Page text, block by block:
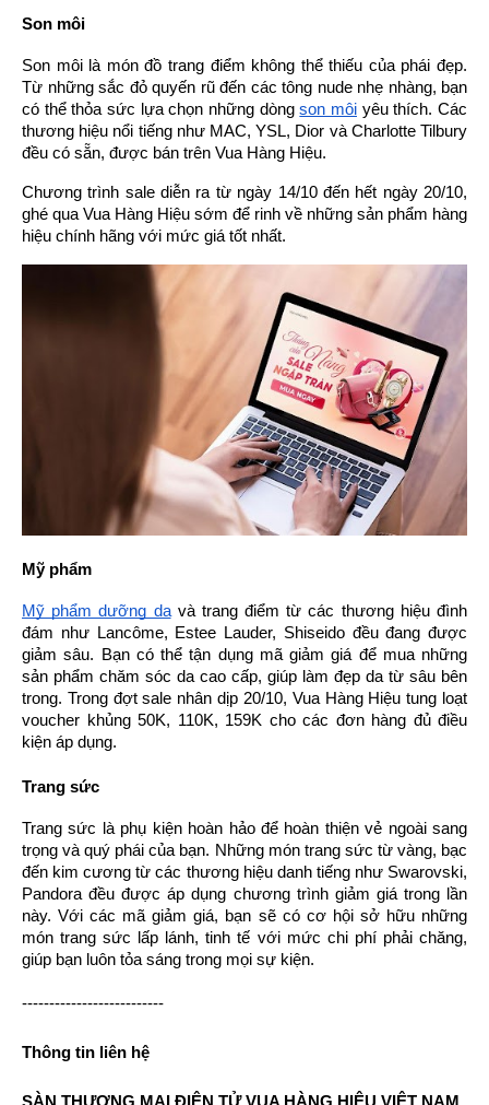
Son môi
Son môi là món đồ trang điểm không thể thiếu của phái đẹp.
Từ những sắc đỏ quyến rũ đến các tông nude nhẹ nhàng, bạn
có thể thỏa sức lựa chọn những dòng son môi yêu thích. Các
thương hiệu nổi tiếng như MAC, YSL, Dior và Charlotte Tilbury
đều có sẵn, được bán trên Vua Hàng Hiệu.
Chương trình sale diễn ra từ ngày 14/10 đến hết ngày 20/10,
ghé qua Vua Hàng Hiệu sớm để rinh về những sản phẩm hàng
hiệu chính hãng với mức giá tốt nhất.
Mỹ phẩm
Mỹ phẩm dưỡng da và trang điểm từ các thương hiệu đình
đám như Lancôme, Estee Lauder, Shiseido đều đang được
giảm sâu. Bạn có thể tận dụng mã giảm giá để mua những
sản phẩm chăm sóc da cao cấp, giúp làm đẹp da từ sâu bên
trong. Trong đợt sale nhân dịp 20/10, Vua Hàng Hiệu tung loạt
voucher khủng 50K, 110K, 159K cho các đơn hàng đủ điều
kiện áp dụng.
Trang sức
Trang sức là phụ kiện hoàn hảo để hoàn thiện vẻ ngoài sang
trọng và quý phái của bạn. Những món trang sức từ vàng, bạc
đến kim cương từ các thương hiệu danh tiếng như Swarovski,
Pandora đều được áp dụng chương trình giảm giá trong lần
này. Với các mã giảm giá, bạn sẽ có cơ hội sở hữu những
món trang sức lấp lánh, tinh tế với mức chi phí phải chăng,
giúp bạn luôn tỏa sáng trong mọi sự kiện.
--------------------------
Thông tin liên hệ
SÀN THƯƠNG MẠI ĐIỆN TỬ VUA HÀNG HIỆU VIỆT NAM